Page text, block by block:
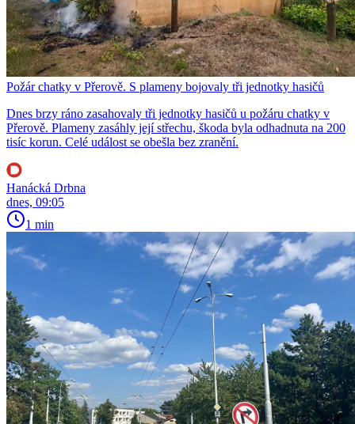
Požár chatky v Přerově. S plameny bojovaly tři jednotky hasičů
Dnes brzy ráno zasahovaly tři jednotky hasičů u požáru chatky v
Přerově. Plameny zasáhly její střechu, škoda byla odhadnuta na 200
tisíc korun. Celé událost se obešla bez zranění.
Hanácká Drbna
dnes, 09:05
1 min